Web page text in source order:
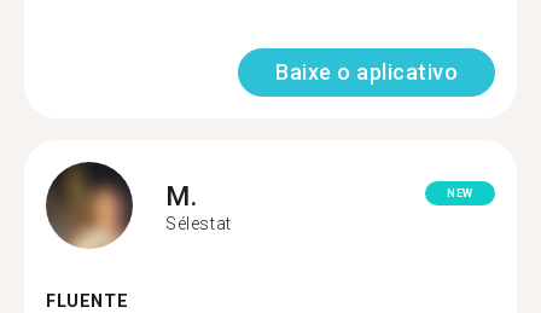
Baixe o aplicativo
M.
Sélestat
NEW
FLUENTE